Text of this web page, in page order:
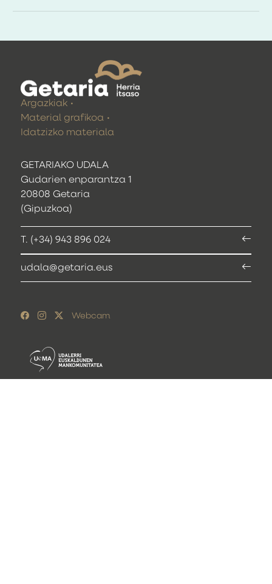
GETARIAKO UDALA
Gudarien enparantza 1
20808 Getaria
(Gipuzkoa)
T. (+34) 943 896 024
udala@getaria.eus
Argazkiak
Material grafikoa
Idatzizko materiala
Webcam